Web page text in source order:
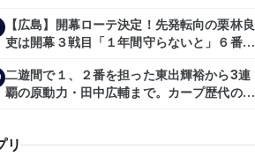
【広島】開幕ローテ決定！先発転向の栗林良
吏は開幕３戦目「１年間守らないと」６番手
二遊間で１、２番を担った東出輝裕から3連
覇の原動力・田中広輔まで。カープ歴代のシ
リ